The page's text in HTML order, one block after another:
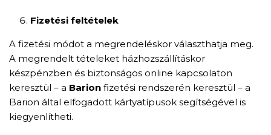
Fizetési feltételek
A fizetési módot a megrendeléskor választhatja meg.
A megrendelt tételeket házhozszállításkor
készpénzben és biztonságos online kapcsolaton
keresztül – a Barion fizetési rendszerén keresztül – a
Barion által elfogadott kártyatípusok segítségével is
kiegyenlítheti.